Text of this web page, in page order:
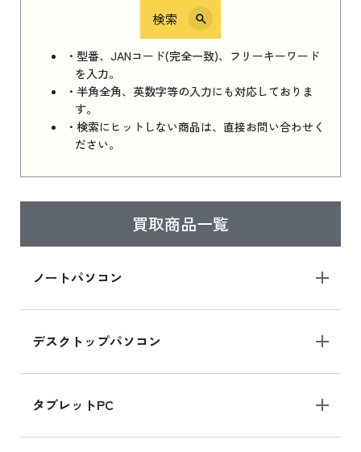
検索
・型番、JANコード(完全一致)、フリーキーワード
を入力。
・半角全角、英数字等の入力にも対応しておりま
す。
・検索にヒットしない商品は、直接お問い合わせく
ださい。
買取商品一覧
ノートパソコン
デスクトップパソコン
タブレットPC
iPhone 16e シリーズ 2025
iPhone 16e シリーズ 2025 新品買取価格はこち
ら
iPad 11インチ 2025年春モデル
はこちら
ら
iPad mini シリーズ 2024
iPad mini 8.3インチ の新品買取価格
iPhone 16 シリーズ